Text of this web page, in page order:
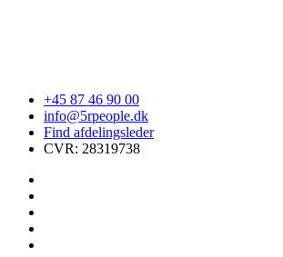
+45 87 46 90 00
info@5rpeople.dk
Find afdelingsleder
CVR: 28319738